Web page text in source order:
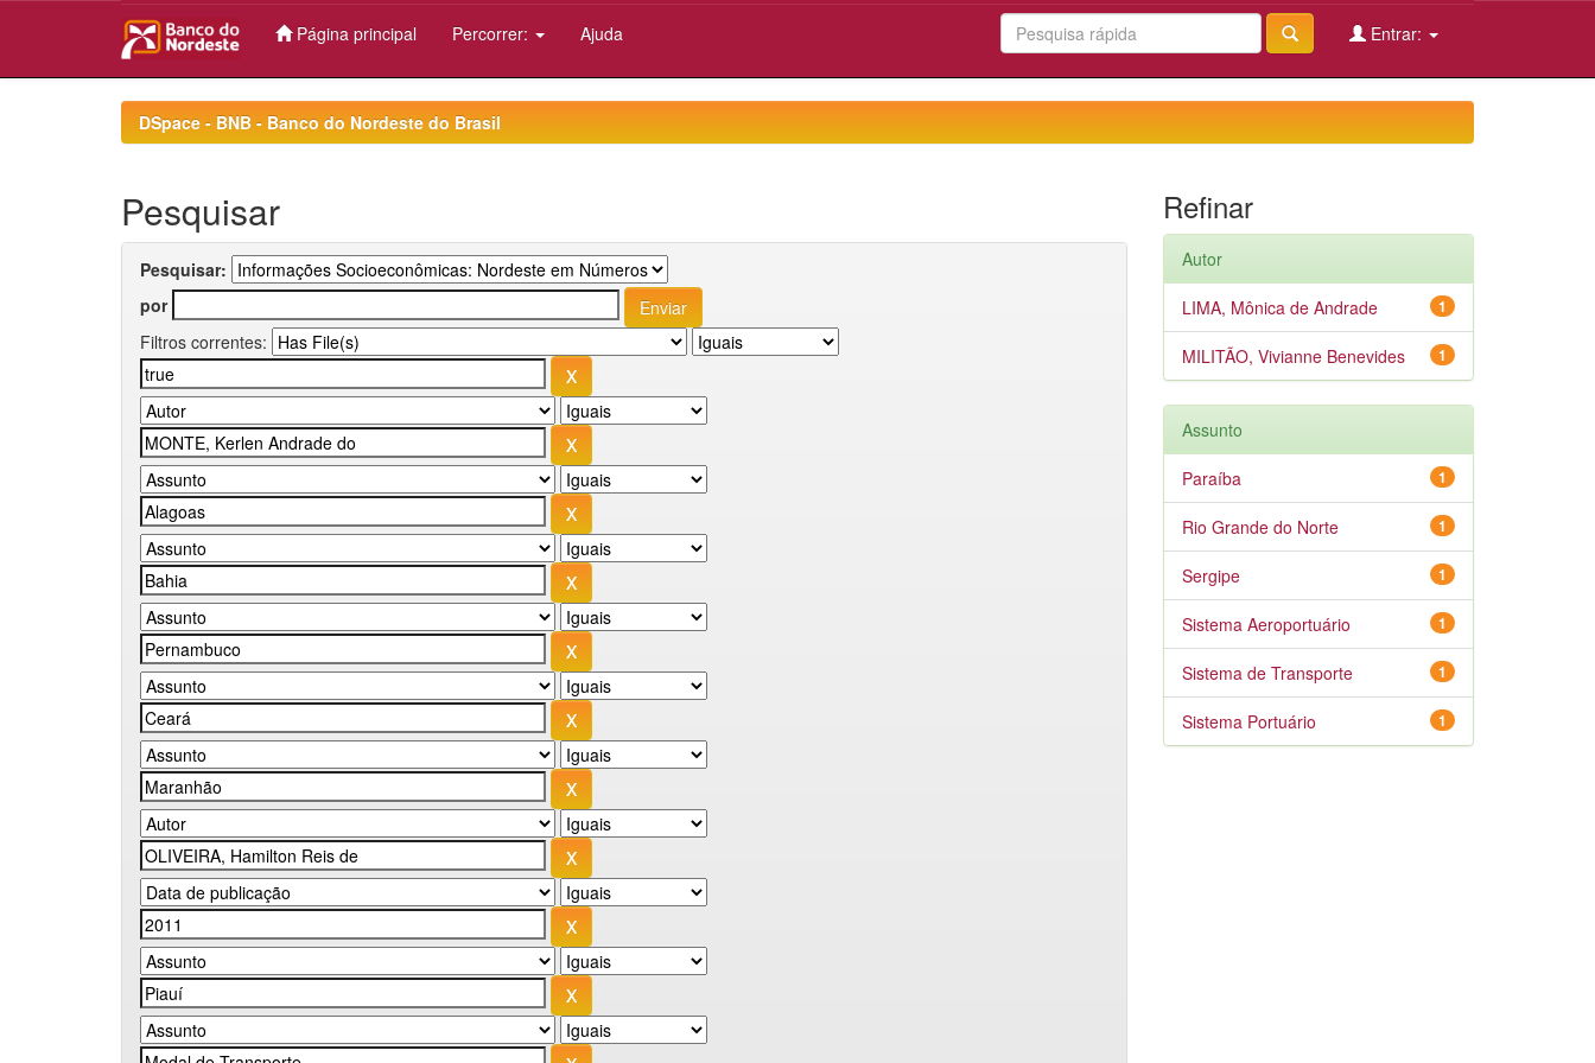
Página principal Percorrer: Ajuda Entrar:
DSpace - BNB - Banco do Nordeste do Brasil
Pesquisar
Pesquisar:
por
Filtros correntes:
Refinar
Autor
1
LIMA, Mônica de Andrade
1
MILITÃO, Vivianne Benevides
Assunto
1
Paraíba
1
Rio Grande do Norte
1
Sergipe
1
Sistema Aeroportuário
1
Sistema de Transporte
1
Sistema Portuário